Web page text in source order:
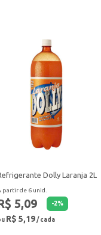
Dolly Laranja 2L
partir de 6 unid.
5,09 -2%
R$ 5,19 / cada